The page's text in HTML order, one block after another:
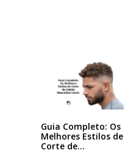
Guia Completo: Os
Melhores Estilos de
Corte de…